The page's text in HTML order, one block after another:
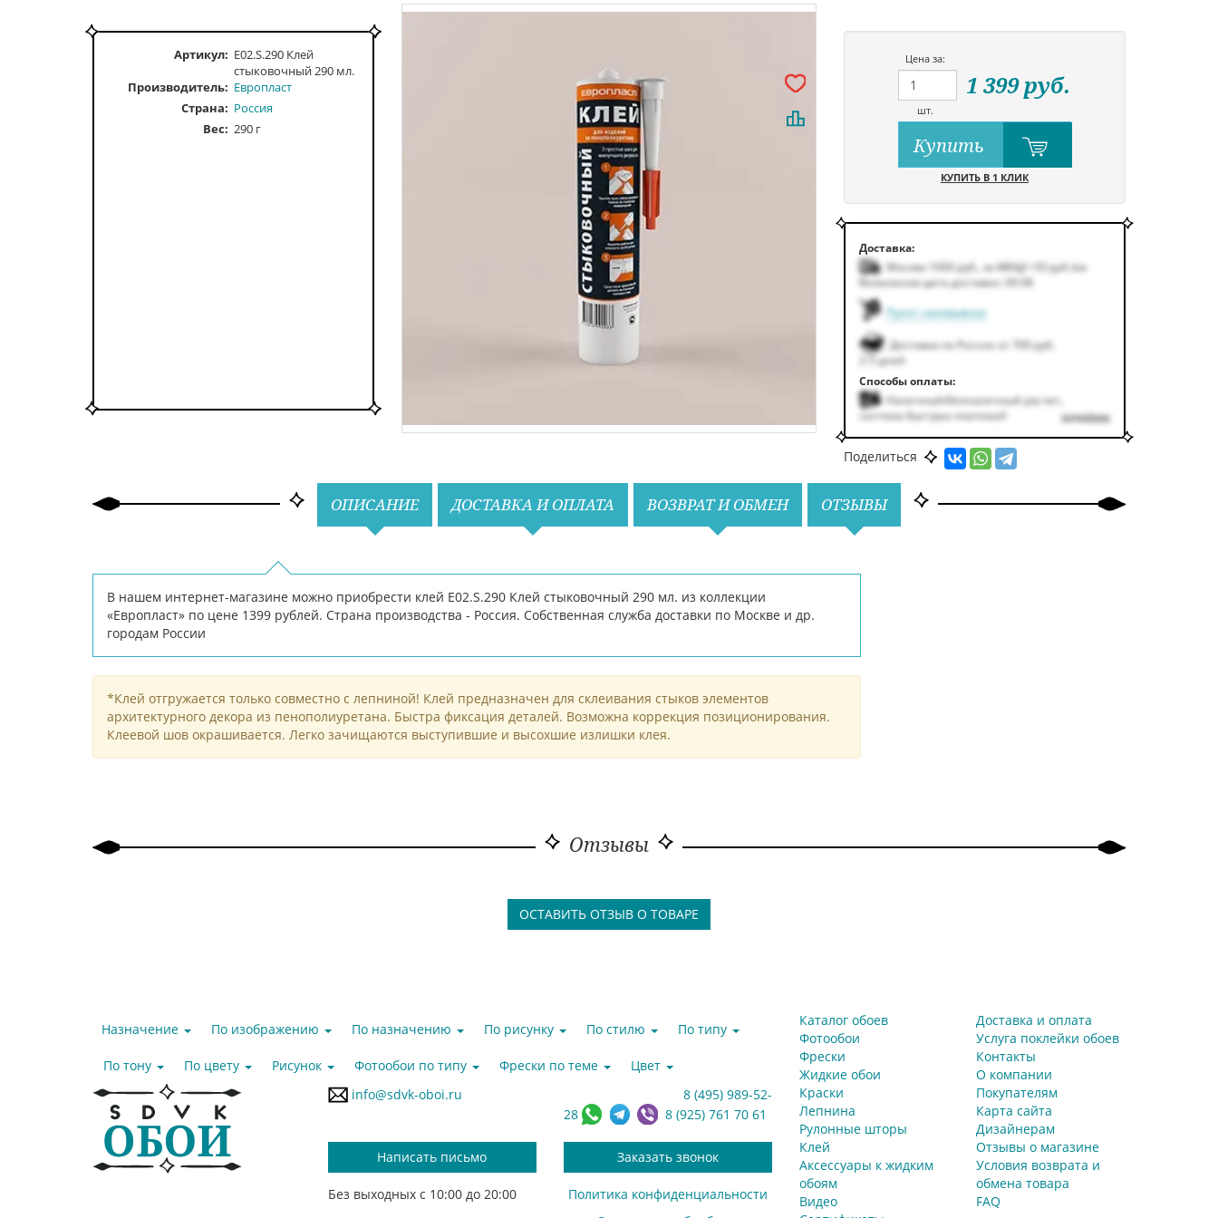
Цена за:
шт.
1 399руб.
Купить
КУПИТЬ В 1 КЛИК
Доставка:
Москва 1000руб. ,за МКАД +50руб./км
Возможная дата доставки: 09.08
Пункт самовывоза
Доставка по России от 700 руб.
2-5 дней
Способы оплаты:
Наличный/безналичный расчет,
система быстрых платежей
подробнее
Поделиться
Артикул: E02.S.290 Клей
стыковочный 290 мл.
Производитель: Европласт
Страна: Россия
Вес: 290 г
ОПИСАНИЕ ДОСТАВКА И ОПЛАТА ВОЗВРАТ И ОБМЕН ОТЗЫВЫ
В нашем интернет-магазине можно приобрести клей E02.S.290 Клей стыковочный 290 мл. из коллекции
«Европласт» по цене 1399 рублей. Страна производства - Россия. Собственная служба доставки по Москве и др.
городам России
*Клей отгружается только совместно с лепниной! Клей предназначен для склеивания стыков элементов
архитектурного декора из пенополиуретана. Быстра фиксация деталей. Возможна коррекция позиционирования.
Клеевой шов окрашивается. Легко зачищаются выступившие и высохшие излишки клея.
Отзывы
ОСТАВИТЬ ОТЗЫВ О ТОВАРЕ
Назначение По изображению По назначению По рисунку По стилю По типу
По тону По цвету Рисунок Фотообои по типу Фрески по теме
Цвет
info@sdvk-oboi.ru
8 (495) 989-52-
28
8 (925) 761 70 61
Написать письмо Заказать звонок
Без выходных с 10:00 до 20:00
Политика конфиденциальности
Каталог обоев
Фотообои
Фрески
Жидкие обои
Краски
Лепнина
Рулонные шторы
Клей
Аксессуары к жидким
обоям
Видео
Доставка и оплата
Услуга поклейки обоев
Контакты
О компании
Покупателям
Карта сайта
Дизайнерам
Отзывы о магазине
Условия возврата и
обмена товара
FAQ